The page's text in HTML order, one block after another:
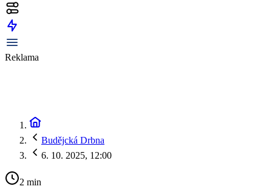
Reklama
Budějcká Drbna
6. 10. 2025, 12:00
2 min